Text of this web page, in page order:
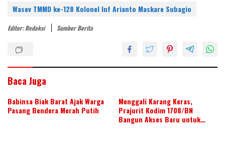
st dI
n
o
o
A
Wasev TMMD ke-128 Kolonel Inf Arianto Maskare Subagio
Editor: Redaksi Sumber Berita
Baca Juga
Babinsa Biak Barat Ajak Warga
Pasang Bendera Merah Putih
Menggali Karang Keras,
Prajurit Kodim 1708/BN
Bangun Akses Baru untuk